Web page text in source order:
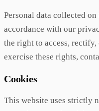
Personal data collected
accordance with our
the right to access,
exercise these rights,
Cookies
This website uses strictly